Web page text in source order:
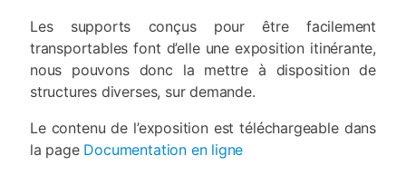
Les supports conçus pour être facilement
transportables font d’elle une exposition itinérante,
nous pouvons donc la mettre à disposition de
structures diverses, sur demande.
Le contenu de l’exposition est téléchargeable dans
la page Documentation en ligne